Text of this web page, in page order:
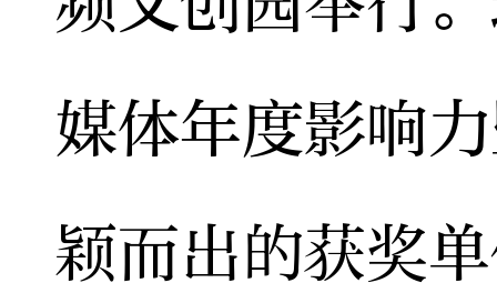
媒体年度影响
颖而出的获奖